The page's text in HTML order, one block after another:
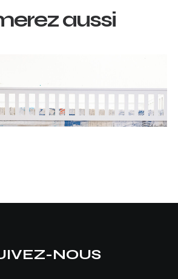
aussi
NOUS